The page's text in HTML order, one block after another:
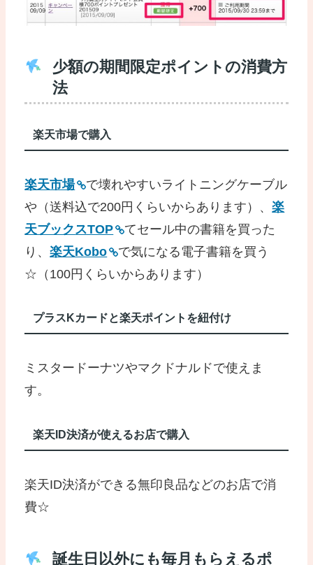
少額の期間限定ポイントの消費方
法
楽天市場で購入
楽天市場
で壊れやすいライトニングケーブル
や（送料込で200円くらいからあります）、楽
天ブックスTOP
てセール中の書籍を買った
り、楽天Kobo
で気になる電子書籍を買う
☆（100円くらいからあります）
プラスKカードと楽天ポイントを紐付け
ミスタードーナツやマクドナルドで使えま
す。
楽天ID決済が使えるお店で購入
楽天ID決済ができる無印良品などのお店で消
費☆
誕生日以外にも毎月もらえるポ